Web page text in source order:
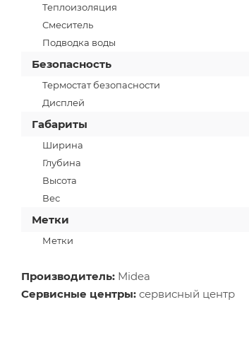
Теплоизоляция
Смеситель
Подводка воды
Безопасность
Термостат безопасности
Дисплей
Габариты
Ширина
Глубина
Высота
Вес
Метки
Метки
Производитель: Midea
Сервисные центры: сервисный центр